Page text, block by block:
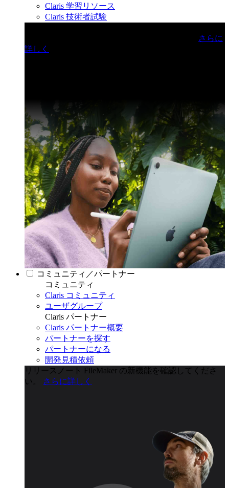
Claris 学習リソース
Claris 技術者試験
さらに
詳しく
コミュニティ／パートナー
コミュニティ
Claris コミュニティ
ユーザグループ
Claris パートナー
Claris パートナー概要
パートナーを探す
パートナーになる
開発見積依頼
リリースノート
FileMaker の新機能を確認してくださ
い。
さらに詳しく